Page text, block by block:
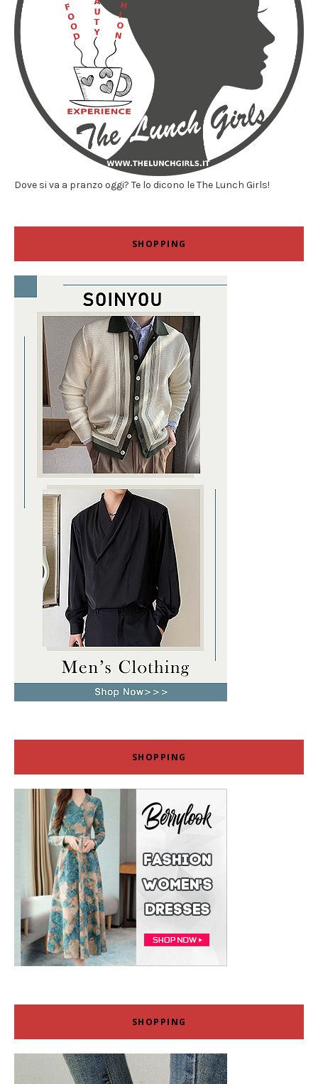
Dove si va a pranzo oggi? Te lo dicono le The Lunch Girls!
SHOPPING
SHOPPING
SHOPPING